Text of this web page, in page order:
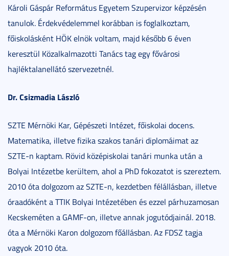
Károli Gáspár Református Egyetem Szupervizor képzésén
tanulok. Érdekvédelemmel korábban is foglalkoztam,
főiskolásként HÖK elnök voltam, majd később 6 éven
keresztül Közalkalmazotti Tanács tag egy fővárosi
hajléktalanellátó szervezetnél.
Dr. Csizmadia László
SZTE Mérnöki Kar, Gépészeti Intézet, főiskolai docens.
Matematika, illetve fizika szakos tanári diplomáimat az
SZTE-n kaptam. Rövid középiskolai tanári munka után a
Bolyai Intézetbe kerültem, ahol a PhD fokozatot is szereztem.
2010 óta dolgozom az SZTE-n, kezdetben félállásban, illetve
óraadóként a TTIK Bolyai Intézetében és ezzel párhuzamosan
Kecskeméten a GAMF-on, illetve annak jogutódjainál. 2018.
óta a Mérnöki Karon dolgozom főállásban. Az FDSZ tagja
vagyok 2010 óta.